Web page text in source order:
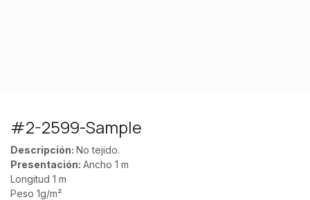
#2-2599-Sample
Descripción: No tejido.
Presentación: Ancho 1 m
Longitud 1 m
Peso 1g/m²